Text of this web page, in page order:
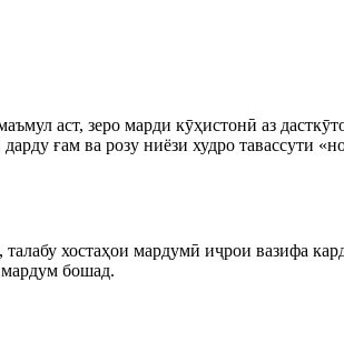
аст, зеро марди кӯҳистонӣ аз
ғам ва розу ниёзи худро тавассути
хостаҳои мардумӣ иҷрои вазифа
бошад.